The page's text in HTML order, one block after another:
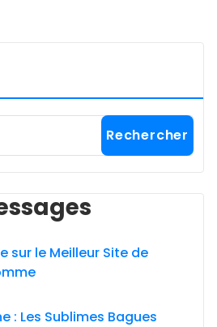
Rechercher
sur le Meilleur Site de
: Les Sublimes Bagues